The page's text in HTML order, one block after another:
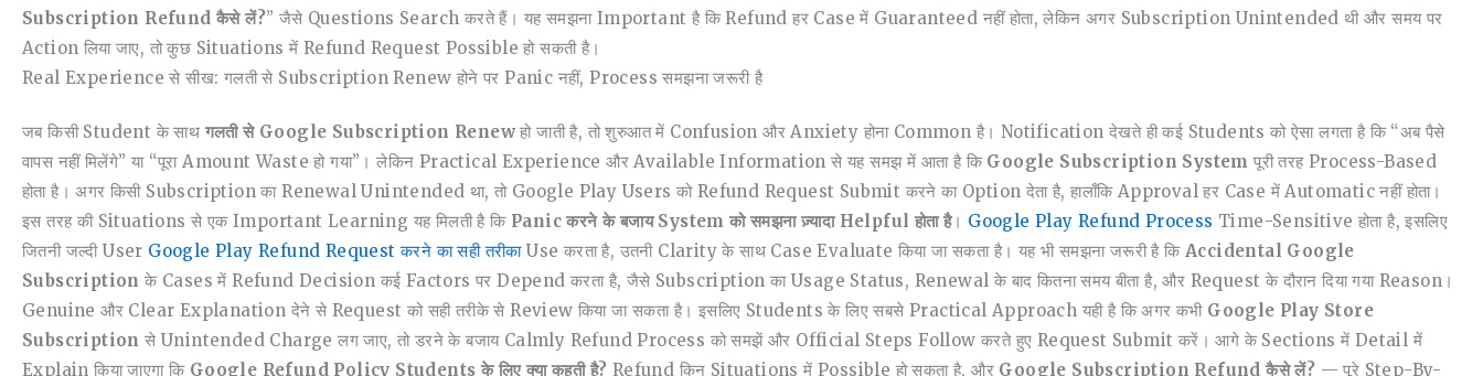
Subscription Refund कैसे लें?” जैसे Questions Search करते हैं। यह समझना Important है कि Refund हर Case में Guaranteed नहीं होता, लेकिन अगर Subscription Unintended थी और समय पर
Action लिया जाए, तो कुछ Situations में Refund Request Possible हो सकती है।
Real Experience से सीख: गलती से Subscription Renew होने पर Panic नहीं, Process समझना जरूरी है
जब किसी Student के साथ गलती से Google Subscription Renewहो जाती है, तो शुरुआत में Confusion और Anxiety होना Common है। Notification देखते ही कई Students को ऐसा लगता है कि “अब पैसे
वापस नहीं मिलेंगे” या “पूरा Amount Waste हो गया”। लेकिन Practical Experience और Available Information से यह समझ में आता है कि Google Subscription System पूरी तरह Process-Based
होता है। अगर किसी Subscription का Renewal Unintended था, तो Google Play Users को Refund Request Submit करने का Option देता है, हालाँकि Approval हर Case में Automatic नहीं होता।
इस तरह की Situations से एक Important Learning यह मिलती है कि Panic करने के बजाय System को समझना ज़्यादा Helpful होता है। Google Play Refund Process Time-Sensitive होता है, इसलिए
जितनी जल्दी User Google Play Refund Request करने का सही तरीकाUse करता है, उतनी Clarity के साथ Case Evaluate किया जा सकता है। यह भी समझना जरूरी है किAccidental Google
Subscription के Cases में Refund Decision कई Factors पर Depend करता है, जैसे Subscription का Usage Status, Renewal के बाद कितना समय बीता है, और Request के दौरान दिया गया Reason।
Genuine और Clear Explanation देने से Request को सही तरीके से Review किया जा सकता है। इसलिए Students के लिए सबसे Practical Approach यही है कि अगर कभी Google Play Store
Subscription से Unintended Charge लग जाए, तो डरने के बजाय Calmly Refund Process को समझें और Official Steps Follow करते हुए Request Submit करें। आगे के Sections में Detail में
Explain किया जाएगा कि Google Refund Policy Students के लिए क्या कहती है? Refund किन Situations में Possible हो सकता है, और Google Subscription Refund कैसे लें? — पूरे Step-By-